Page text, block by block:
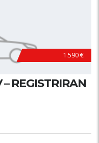
1.590 €
– REGISTRIRAN